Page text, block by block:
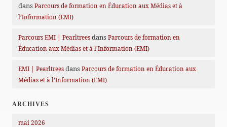
dans Parcours de formation en Éducation aux Médias et à
l’Information (EMI)
Parcours EMI | Pearltrees dans Parcours de formation en
Éducation aux Médias et à l’Information (EMI)
EMI | Pearltrees dans Parcours de formation en Éducation aux
Médias et à l’Information (EMI)
ARCHIVES
mai 2026